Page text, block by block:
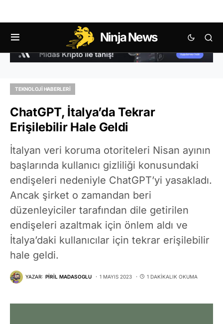
Ninja News
TEKNOLOJI HABERLERI
ChatGPT, İtalya’da Tekrar
Erişilebilir Hale Geldi
İtalyan veri koruma otoriteleri Nisan ayının
başlarında kullanıcı gizliliği konusundaki
endişeleri nedeniyle ChatGPT’yi yasakladı.
Ancak şirket o zamandan beri
düzenleyiciler tarafından dile getirilen
endişeleri azaltmak için önlem aldı ve
İtalya’daki kullanıcılar için tekrar erişilebilir
hale geldi.
YAZAR: PIRIL MADASOGLU 1 MAYIS 2023 1 DAKIKALIK OKUMA